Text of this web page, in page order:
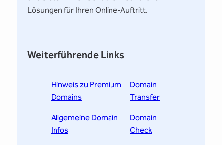
Lösungen für Ihren Online-Auftritt.
Weiterführende Links
Hinweis zu Premium
Domains
Domain
Transfer
Allgemeine Domain
Infos
Domain
Check